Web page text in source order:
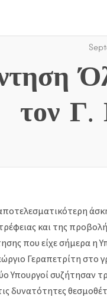
τον Γ.
και της
που είχε σήμερα η
Γεραπετρίτη στο
Υπουργοί συζήτησαν
δυνατότητες